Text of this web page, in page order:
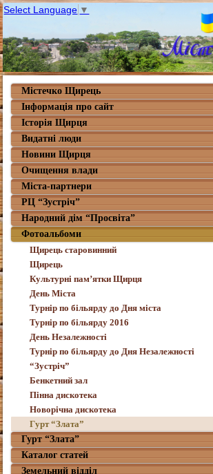
Select Language ▼
Містечко Щирець
Інформація про сайт
Історія Щирця
Видатні люди
Новини Щирця
Очищення влади
Міста-партнери
РЦ “Зустріч”
Народний дім “Просвіта”
Фотоальбоми
Щирець старовинний
Щирець
Культурні пам’ятки Щирця
День Міста
Турнір по більярду до Дня міста
Турнір по більярду 2016
День Незалежності
Турнір по більярду до Дня Незалежності
“Зустріч”
Бенкетний зал
Пінна дискотека
Новорічна дискотека
Гурт “Злата”
Гурт “Злата”
Каталог статей
Земельний відділ